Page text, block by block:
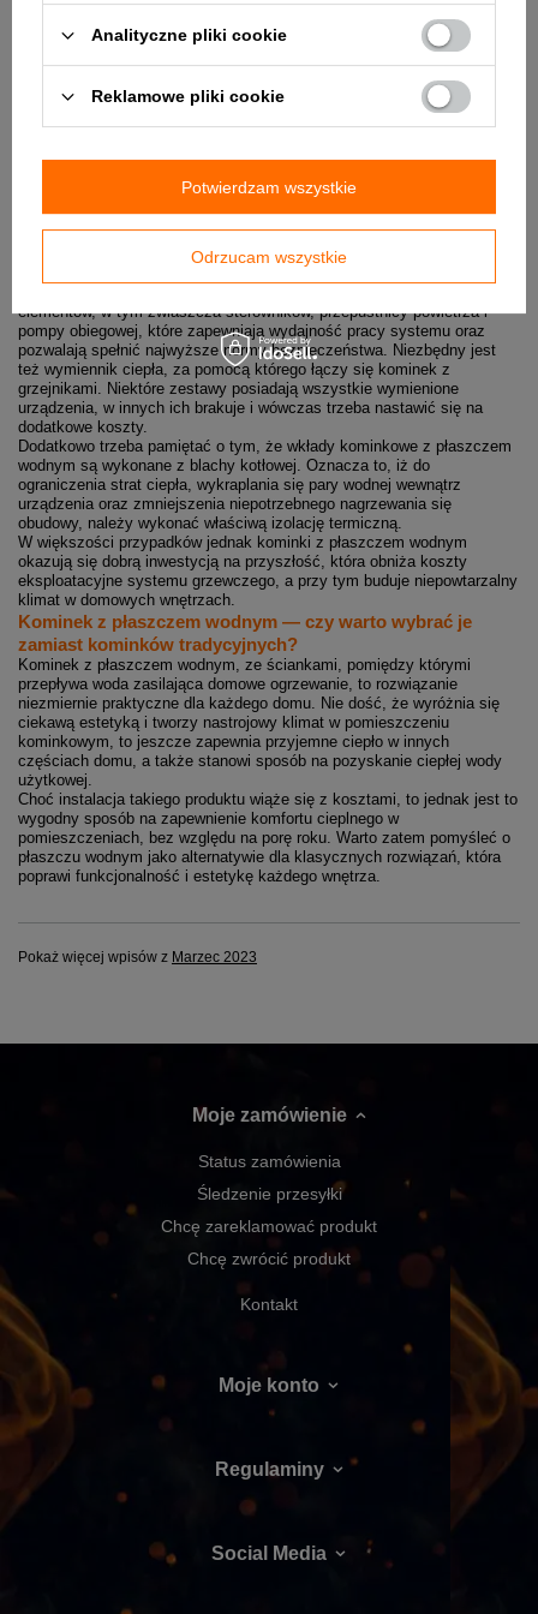
Sposoby ogrzewania domu kominkiem — czy zawsze jest
to korzystne (wady kominka z płaszczem wodnym)?
Czy postawienie na kominek z płaszczem wodnym wiąże się z jakimiś
mankamentami? W wielu przypadkach niedogodnością mogą być
instalacja kominka wiąże się z koniecznością przeprowadzenia
większych prac adaptacyjnych i remontu, a sam montaż sprawia więcej
trudności niż przy klasycznych kominkach. Dla prawidłowego działania i
bezpieczeństwa użytkowników kominek z płaszczem wodnym wymaga
też regularnego serwisowania oraz dbania o zapewnienie wystarczającej
ilości dobrej jakości materiału opałowego, co generuje dodatkowe
elementów, w tym zwłaszcza sterowników, przepustnicy powietrza i
pompy obiegowej, które zapewniają wydajność pracy systemu oraz
pozwalają spełnić najwyższe normy bezpieczeństwa. Niezbędny jest
też wymiennik ciepła, za pomocą którego łączy się kominek z
grzejnikami. Niektóre zestawy posiadają wszystkie wymienione
urządzenia, w innych ich brakuje i wówczas trzeba nastawić się na
dodatkowe koszty.
Dodatkowo trzeba pamiętać o tym, że wkłady kominkowe z płaszczem
wodnym są wykonane z blachy kotłowej. Oznacza to, iż do
ograniczenia strat ciepła, wykraplania się pary wodnej wewnątrz
urządzenia oraz zmniejszenia niepotrzebnego nagrzewania się
obudowy, należy wykonać właściwą izolację termiczną.
W większości przypadków jednak kominki z płaszczem wodnym
okazują się dobrą inwestycją na przyszłość, która obniża koszty
eksploatacyjne systemu grzewczego, a przy tym buduje niepowtarzalny
klimat w domowych wnętrzach.
Kominek z płaszczem wodnym — czy warto wybrać je
zamiast kominków tradycyjnych?
Kominek z płaszczem wodnym, ze ściankami, pomiędzy którymi
przepływa woda zasilająca domowe ogrzewanie, to rozwiązanie
niezmiernie praktyczne dla każdego domu. Nie dość, że wyróżnia się
ciekawą estetyką i tworzy nastrojowy klimat w pomieszczeniu
kominkowym, to jeszcze zapewnia przyjemne ciepło w innych
częściach domu, a także stanowi sposób na pozyskanie ciepłej wody
użytkowej.
Choć instalacja takiego produktu wiąże się z kosztami, to jednak jest to
wygodny sposób na zapewnienie komfortu cieplnego w
pomieszczeniach, bez względu na porę roku. Warto zatem pomyśleć o
płaszczu wodnym jako alternatywie dla klasycznych rozwiązań, która
poprawi funkcjonalność i estetykę każdego wnętrza.
Pokaż więcej wpisów z Marzec 2023
Moje zamówienie
Status zamówienia
Śledzenie przesyłki
Chcę zareklamować produkt
Chcę zwrócić produkt
Kontakt
Moje konto
Regulaminy
Social Media
Analityczne pliki cookie
Reklamowe pliki cookie
Odrzucam wszystkie
Potwierdzam wszystkie